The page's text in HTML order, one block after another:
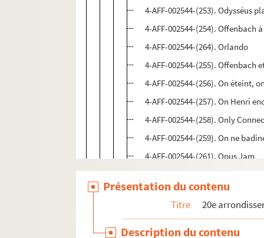
4-AFF-002544-(253). Odysséus
4-AFF-002544-(254). Offenbach
4-AFF-002544-(264). Orlando
4-AFF-002544-(255).
4-AFF-002544-(256). On éteint,
4-AFF-002544-(257). On Henri
4-AFF-002544-(258). Only
4-AFF-002544-(259). On ne
4-AFF-002544-(261). Opus Jam
4-AFF-002544-(263). Origines ;
4-AFF-002544-(265). Paco El
4-AFF-002544-(266). Palestine
Présentation du contenu
Titre 20e
Description du contenu